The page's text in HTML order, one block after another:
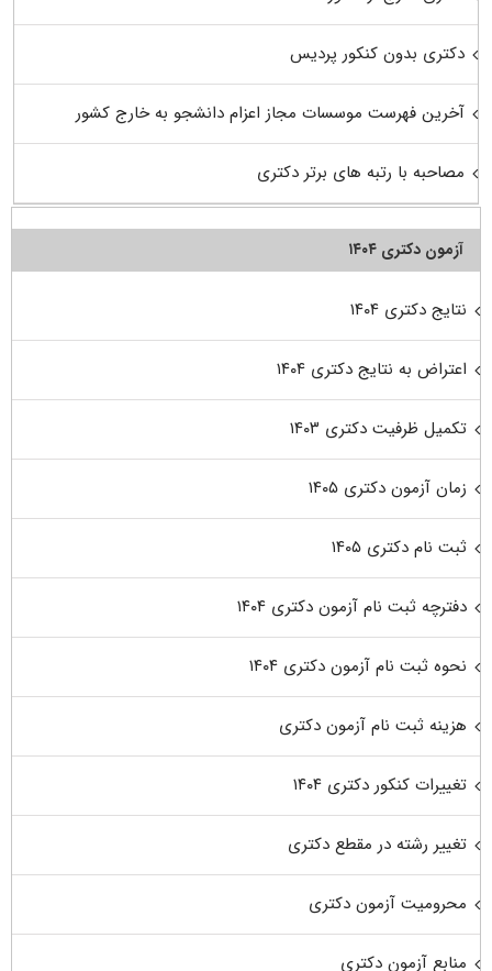
دکتری بدون کنکور پردیس
آخرین فهرست موسسات مجاز اعزام دانشجو به خارج کشور
مصاحبه با رتبه های برتر دکتری
آزمون دکتری ۱۴۰۴
نتایج دکتری ۱۴۰۴
اعتراض به نتایج دکتری ۱۴۰۴
تکمیل ظرفیت دکتری ۱۴۰۳
زمان آزمون دکتری ۱۴۰۵
ثبت نام دکتری ۱۴۰۵
دفترچه ثبت نام آزمون دکتری ۱۴۰۴
نحوه ثبت نام آزمون دکتری ۱۴۰۴
هزینه ثبت نام آزمون دکتری
تغییرات کنکور دکتری ۱۴۰۴
تغییر رشته در مقطع دکتری
محرومیت آزمون دکتری
منابع آزمون دکتری